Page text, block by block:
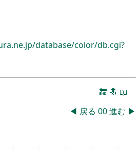
database/color/db.cgi?
🔚 🔝 📖
◀ 戻る 00進む ▶